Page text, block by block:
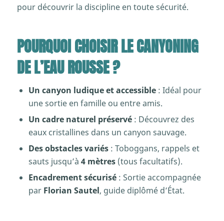
pour découvrir la discipline en toute sécurité.
POURQUOI CHOISIR LE CANYONING
DE L’EAU ROUSSE ?
Un canyon ludique et accessible: Idéal pour
une sortie en famille ou entre amis.
Un cadre naturel préservé: Découvrez des
eaux cristallines dans un canyon sauvage.
Des obstacles variés: Toboggans, rappels et
sauts jusqu’à 4 mètres(tous facultatifs).
Encadrement sécurisé: Sortie accompagnée
par Florian Sautel, guide diplômé d’État.